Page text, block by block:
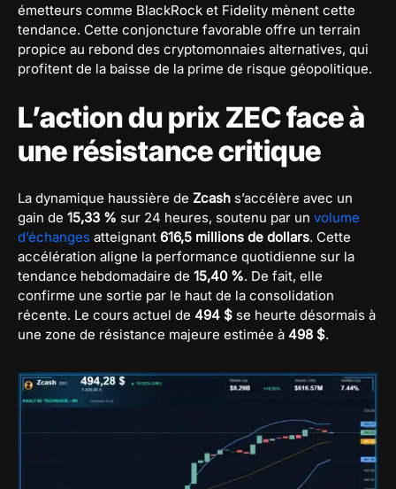
émetteurs comme BlackRock et Fidelity mènent cette
tendance. Cette conjoncture favorable offre un terrain
propice au rebond des cryptomonnaies alternatives, qui
profitent de la baisse de la prime de risque géopolitique.
L’action du prix ZEC face à
une résistance critique
La dynamique haussière de Zcash s’accélère avec un
gain de 15,33 % sur 24 heures, soutenu par un volume
d’échanges atteignant 616,5 millions de dollars. Cette
accélération aligne la performance quotidienne sur la
tendance hebdomadaire de 15,40 %. De fait, elle
confirme une sortie par le haut de la consolidation
récente. Le cours actuel de 494 $ se heurte désormais à
une zone de résistance majeure estimée à 498 $.